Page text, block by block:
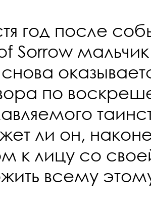
год после
Sorrow
по
ли он,
к лицу со
всему